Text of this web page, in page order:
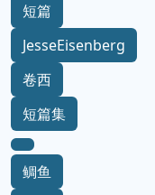
短篇
JesseEisenberg
卷西
短篇集
鲷鱼